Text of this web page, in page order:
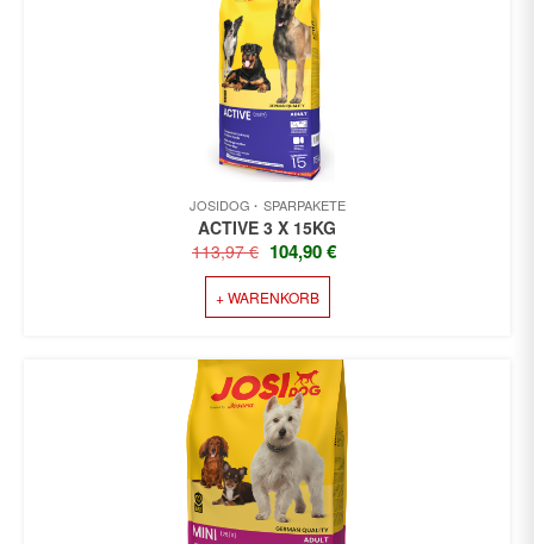
JOSIDOG SPARPAKETE
ACTIVE 3 X 15KG
113,97€ URSPRÜNGLICHER
PREIS
WAR:
113,97 €
104,90€
+ WARENKORB